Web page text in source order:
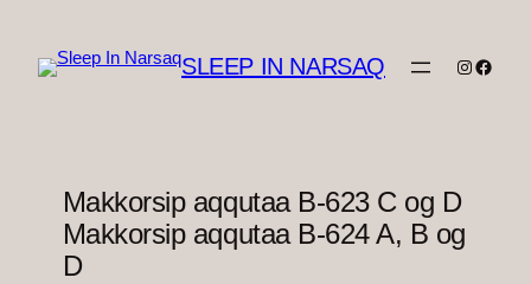
indhold
SLEEP IN NARSAQ
Makkorsip aqqutaa B-623 C og D
Makkorsip aqqutaa B-624 A, B og
D